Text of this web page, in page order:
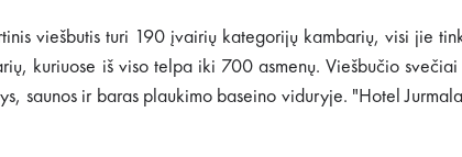
viešbutis turi 190 įvairių kategorijų kambarių, visi jie
kuriuose iš viso telpa iki 700 asmenų. Viešbučio
saunos ir baras plaukimo baseino viduryje. "Hotel